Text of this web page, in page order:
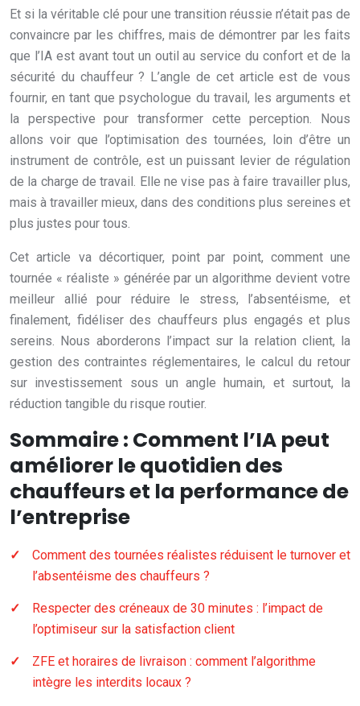
Et si la véritable clé pour une transition réussie n’était pas de
convaincre par les chiffres, mais de démontrer par les faits
que l’IA est avant tout un outil au service du confort et de la
sécurité du chauffeur ? L’angle de cet article est de vous
fournir, en tant que psychologue du travail, les arguments et
la perspective pour transformer cette perception. Nous
allons voir que l’optimisation des tournées, loin d’être un
instrument de contrôle, est un puissant levier de régulation
de la charge de travail. Elle ne vise pas à faire travailler plus,
mais à travailler mieux, dans des conditions plus sereines et
plus justes pour tous.
Cet article va décortiquer, point par point, comment une
tournée « réaliste » générée par un algorithme devient votre
meilleur allié pour réduire le stress, l’absentéisme, et
finalement, fidéliser des chauffeurs plus engagés et plus
sereins. Nous aborderons l’impact sur la relation client, la
gestion des contraintes réglementaires, le calcul du retour
sur investissement sous un angle humain, et surtout, la
réduction tangible du risque routier.
Sommaire : Comment l’IA peut
améliorer le quotidien des
chauffeurs et la performance de
l’entreprise
Comment des tournées réalistes réduisent le turnover et
l’absentéisme des chauffeurs ?
Respecter des créneaux de 30 minutes : l’impact de
l’optimiseur sur la satisfaction client
ZFE et horaires de livraison : comment l’algorithme
intègre les interdits locaux ?